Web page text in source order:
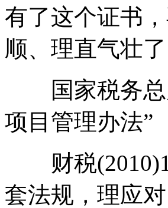
有了这个证书
顺、理直气壮了
国家税务总
项目管理办法”
财税
套法规，理应